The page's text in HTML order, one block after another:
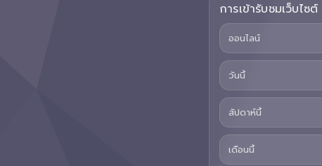
การเข้ารับชมเว็บไซต์
ออนไลน์
วันนี้
สัปดาห์นี้
เดือนนี้